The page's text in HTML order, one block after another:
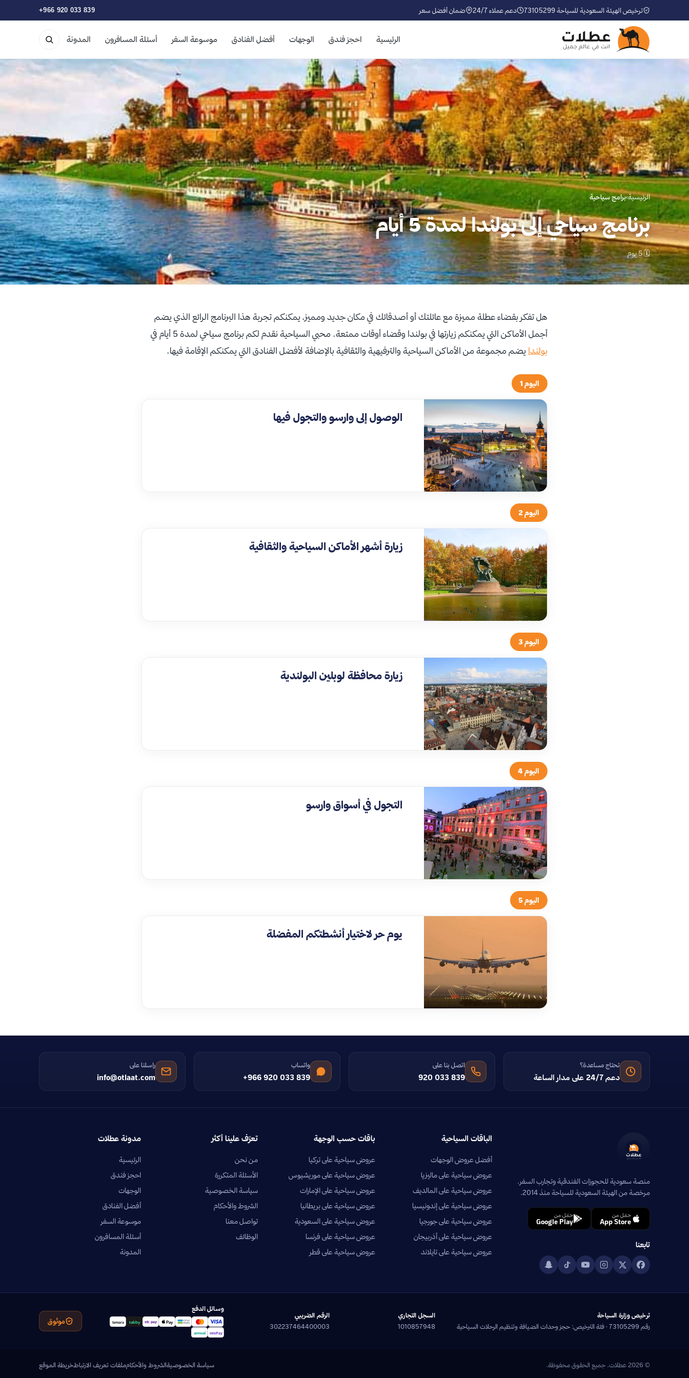
ترخيص الهيئة السعودية للسياحة 73105299 دعم عملاء 24/7 ضمان أفضل سعر +966 920 033 839
الرئيسية احجز فندق الوجهات أفضل الفنادق موسوعة السفر أسئلة المسافرون المدونة
الرئيسية›برامج سياحية
برنامج سياحي إلى بولندا لمدة 5 أيام
🗓 5 يوم
هل تفكر بقضاء عطلة مميزة مع عائلتك أو أصدقائك في مكان جديد ومميز، يمكنكم تجربة هذا البرنامج الرائع الذي يضم
أجمل الأماكن التي يمكنكم زيارتها في بولندا وقضاء أوقات ممتعة. محبي السياحية نقدم لكم برنامج سياحي لمدة 5 أيام في
بولندا يضم مجموعة من الأماكن السياحية والترفيهية والثقافية بالإضافة لأفضل الفنادق التي يمكنكم الإقامة فيها.
اليوم 1
الوصول إلى وارسو والتجول فيها
اليوم 2
زيارة أشهر الأماكن السياحية والثقافية
اليوم 3
زيارة محافظة لوبلين البولندية
اليوم 4
التجول في أسواق وارسو
اليوم 5
يوم حر لاختيار أنشطتكم المفضلة
تحتاج مساعدة؟
دعم 24/7 على مدار الساعة
اتصل بنا على
920 033 839
واتساب
+966 920 033 839
راسلنا على
info@otlaat.com
منصة سعودية للحجوزات الفندقية وتجارب السفر.
مرخصة من الهيئة السعودية للسياحة منذ 2014.
حمّل من
App Store
حمّل من
Google Play
تابعنا
الباقات السياحية
أفضل عروض الوجهات
عروض سياحية على ماليزيا
عروض سياحية على المالديف
عروض سياحية على إندونيسيا
عروض سياحية على جورجيا
عروض سياحية على أذربيجان
عروض سياحية على تايلاند
باقات حسب الوجهة
عروض سياحية على تركيا
عروض سياحية على موريشيوس
عروض سياحية على الإمارات
عروض سياحية على بريطانيا
عروض سياحية على السعودية
عروض سياحية على فرنسا
عروض سياحية على قطر
تعرّف علينا أكثر
من نحن
الأسئلة المتكررة
سياسة الخصوصية
الشروط والأحكام
تواصل معنا
الوظائف
مدونة عطلات
الرئيسية
احجز فندق
الوجهات
أفضل الفنادق
موسوعة السفر
أسئلة المسافرون
المدونة
ترخيص وزارة السياحة
رقم 73105299 · فئة الترخيص: حجز وحدات الضيافة وتنظيم الرحلات السياحية
السجل التجاري
1010857948
الرقم الضريبي
302237464400003
وسائل الدفع
موثوق
© 2026 عطلات. جميع الحقوق محفوظة. سياسة الخصوصيةالشروط والأحكامملفات تعريف الارتباطخريطة الموقع